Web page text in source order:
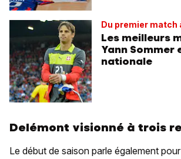
Du premier match
Les meilleurs
Yann Sommer
nationale
Delémont visionné à trois
Le début de saison parle également